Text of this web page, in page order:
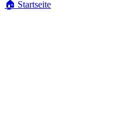
🏠 Startseite